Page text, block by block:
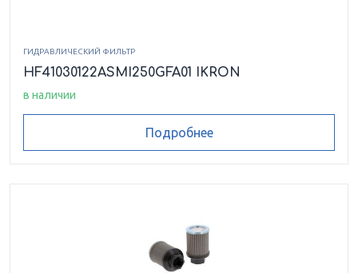
HEK0208095ASFG025VMB17
HEK0208095ASMI025VMB17
HEK0208095ASMI060VMB17
HEK0208095ASMS090VMB17
ГИДРАВЛИЧЕСКИЙ ФИЛЬТР
HF41030122ASMI250GFA01 IKRON
в наличии
Подробнее